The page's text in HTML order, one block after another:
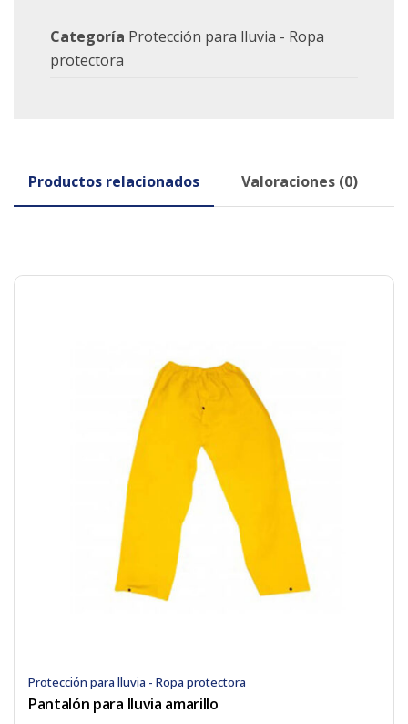
Categoría Protección para lluvia - Ropa
protectora
Productos relacionados Valoraciones (0)
Protección para lluvia - Ropa protectora
Pantalón para lluvia amarillo